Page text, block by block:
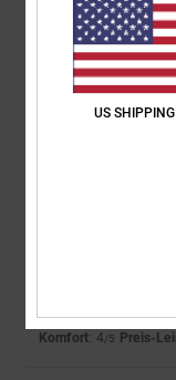
Original anzeigen -
Komfort: 4/5 Preis-
US